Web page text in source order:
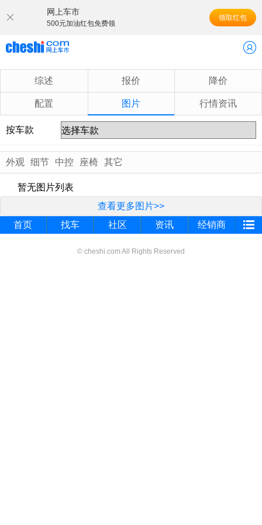
网上车市
500元加油红包免费领
领取红包
综述 报价 降价
配置 图片 行情资讯
按车款
外观 细节 中控 座椅 其它
暂无图片列表
查看更多图片>>
首页
找车 社区 资讯 经销商
© cheshi.com All Rights Reserved